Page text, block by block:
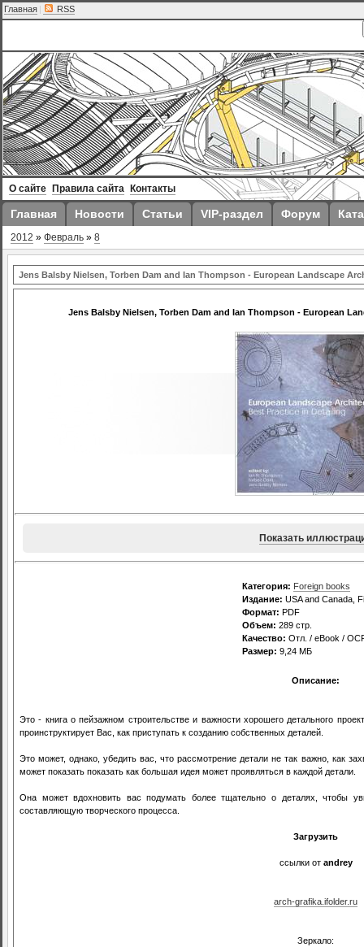
Главная | RSS
О сайте Правила сайта Контакты
Главная Новости Статьи VIP-раздел Форум
2012 » Февраль » 8
Jens Balsby Nielsen, Torben Dam and Ian Thompson - European Landscape
Jens Balsby Nielsen, Torben Dam and Ian Thompson - European
Показать
Категория: Foreign books
Издание: USA and Canada,
Формат: PDF
Объем: 289 стр.
Качество: Отл. / eBook /
Размер: 9,24 МБ
Описание:
Это - книга о пейзажном строительстве и важности хорошего детального
проинструктирует Вас, как приступать к созданию собственных деталей.
Это может, однако, убедить вас, что рассмотрение детали не так важно, как
может показать показать как большая идея может проявляться в каждой детали.
Она может вдохновить вас подумать более тщательно о деталях, чтобы
составляющую творческого процесса.
Загрузить
ссылки от andrey
arch-grafika.ifolder.ru
Зеркало: